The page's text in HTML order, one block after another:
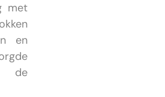
met
en
de